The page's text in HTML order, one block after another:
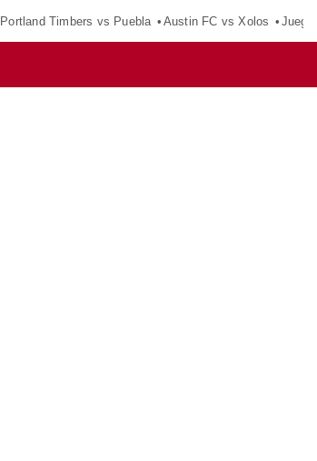
Portland Timbers vs Puebla Austin FC vs Xolos